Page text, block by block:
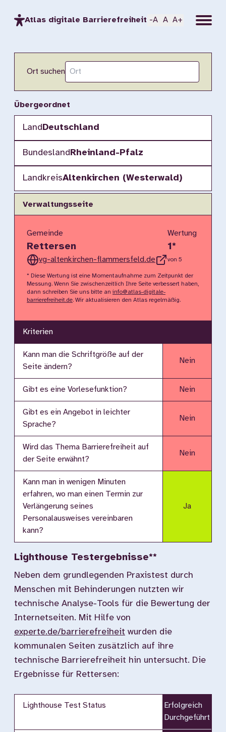
Atlas digitale Barrierefreiheit -A A A+ Menu
Ort suchen
Übergeordnet
LandDeutschland
BundeslandRheinland-Pfalz
LandkreisAltenkirchen (Westerwald)
Verwaltungsseite
Gemeinde
Rettersen
vg-altenkirchen-flammersfeld.de
Wertung
1*
von 5
* Diese Wertung ist eine Momentaufnahme zum Zeitpunkt der
Messung. Wenn Sie zwischenzeitlich Ihre Seite verbessert haben,
dann schreiben Sie uns bitte an info@atlas-digitale-
barrierefreiheit.de. Wir aktualisieren den Atlas regelmäßig.
Kriterien
Kann man die Schriftgröße auf der
Seite ändern?
Nein
Gibt es eine Vorlesefunktion? Nein
Gibt es ein Angebot in leichter
Sprache?
Nein
Wird das Thema Barrierefreiheit auf
der Seite erwähnt?
Nein
Kann man in wenigen Minuten
erfahren, wo man einen Termin zur
Verlängerung seines
Personalausweises vereinbaren
kann?
Ja
Lighthouse Testergebnisse**
Neben dem grundlegenden Praxistest durch
Menschen mit Behinderungen nutzten wir
technische Analyse-Tools für die Bewertung der
Internetseiten. Mit Hilfe von
experte.de/barrierefreiheit wurden die
kommunalen Seiten zusätzlich auf ihre
technische Barrierefreiheit hin untersucht. Die
Ergebnisse für Rettersen:
Lighthouse Test Status
Erfolgreich
Durchgeführt